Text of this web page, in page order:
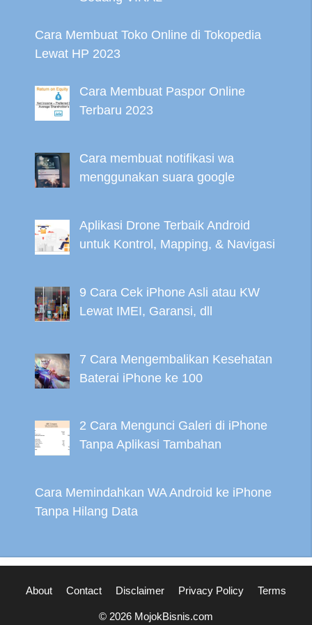
Cara Membuat Toko Online di Tokopedia
Lewat HP 2023
Cara Membuat Paspor Online
Terbaru 2023
Cara membuat notifikasi wa
menggunakan suara google
Aplikasi Drone Terbaik Android
untuk Kontrol, Mapping, & Navigasi
9 Cara Cek iPhone Asli atau KW
Lewat IMEI, Garansi, dll
7 Cara Mengembalikan Kesehatan
Baterai iPhone ke 100
2 Cara Mengunci Galeri di iPhone
Tanpa Aplikasi Tambahan
Cara Memindahkan WA Android ke iPhone
Tanpa Hilang Data
About Contact Disclaimer Privacy Policy Terms
© 2026 MojokBisnis.com